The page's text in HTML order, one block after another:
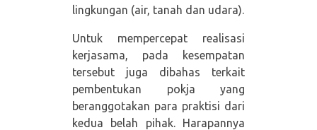
lingkungan (air, tanah dan udara).
Untuk mempercepat realisasi
kerjasama, pada kesempatan
tersebut juga dibahas terkait
pembentukan pokja yang
beranggotakan para praktisi dari
kedua belah pihak. Harapannya